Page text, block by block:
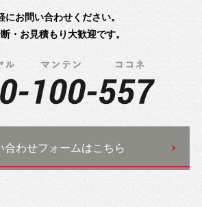
にお問い合わせください。
・お見積もり大歓迎です。
合わせフォームはこちら